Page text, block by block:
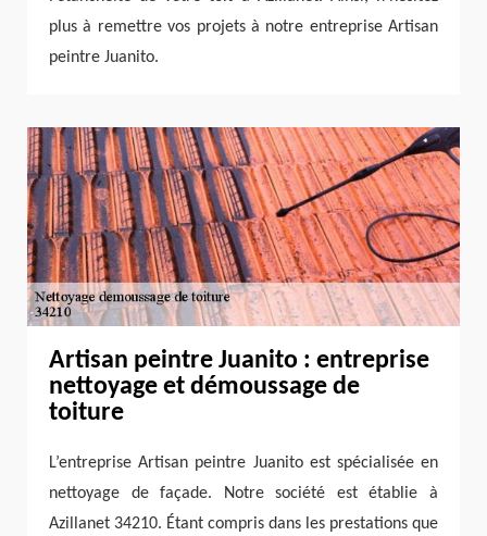
plus à remettre vos projets à notre entreprise Artisan
peintre Juanito.
Artisan peintre Juanito : entreprise
nettoyage et démoussage de
toiture
L’entreprise Artisan peintre Juanito est spécialisée en
nettoyage de façade. Notre société est établie à
Azillanet 34210. Étant compris dans les prestations que